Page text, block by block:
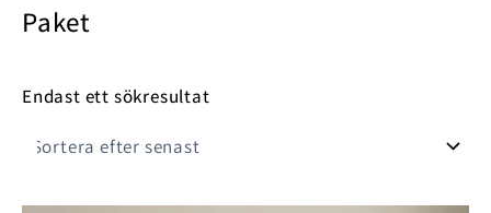
Paket
Endast ett sökresultat